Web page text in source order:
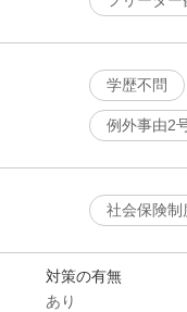
学歴不問
例外事由2
社会保険制
対策の有無
あり